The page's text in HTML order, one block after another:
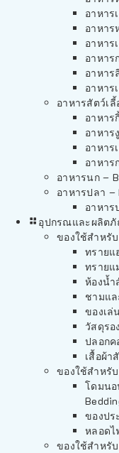
อาหาร
อาหาร
อาหาร
อาหาร
อาหาร
อาหาร
อาหารสัตว์เ
อาหาร
อาหาร
อาหาร
อาหาร
อาหารนก –
อาหารปลา –
อาหาร
อุปกรณและผลิต
ของใช้สำหรั
ทรายแ
ทรายแ
ห้องน้ำ
ชามแล
ของเล่
วัสดุรอ
ปลอกค
เสื้อผ้า
ของใช้สำหรั
โดมนอ
ของปร
หลอดไ
ของใช้สำหรั